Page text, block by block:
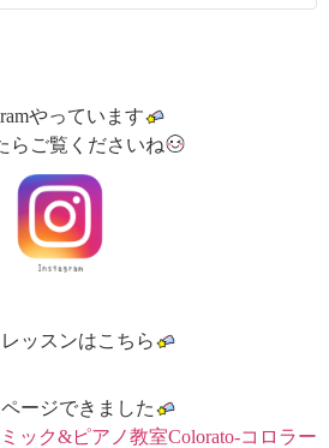
やっています
らご覧くださいね
ッスンはこちら
ージできました
ック&ピアノ教室Colorato-コロラー